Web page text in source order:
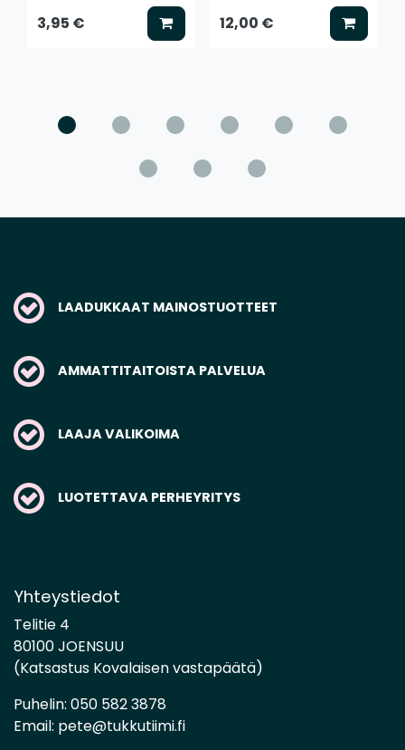
3,95 € Lisää koriin
12,00 € Lisää
LAADUKKAAT MAINOSTUOTTEET
AMMATTITAITOISTA PALVELUA
LAAJA VALIKOIMA
LUOTETTAVA PERHEYRITYS
Yhteystiedot
Telitie 4
80100 JOENSUU
(Katsastus Kovalaisen vastapäätä)
Puhelin: 050 582 3878
Email: pete@tukkutiimi.fi